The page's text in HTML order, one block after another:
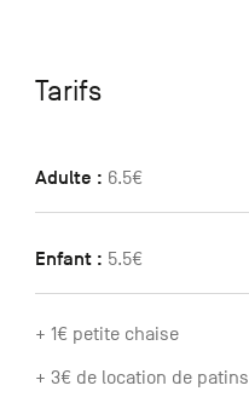
Tarifs
Adulte : 6.5€
Enfant : 5.5€
+ 1€ petite chaise
+ 3€ de location de patins